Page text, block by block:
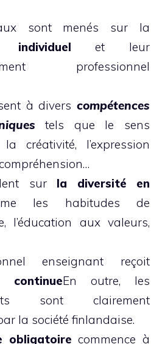
sont menés sur la
individuel et leur
professionnel
à divers compétences
tels que le sens
créativité, l’expression
sur la diversité en
les habitudes de
l’éducation aux valeurs,
enseignant reçoit
continueEn outre, les
sont clairement
la société finlandaise.
obligatoire commence à